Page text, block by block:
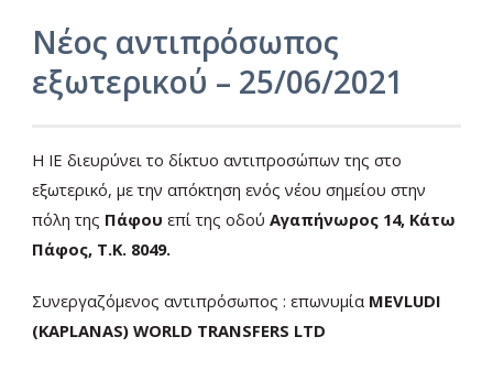
Νέος αντιπρόσωπος
εξωτερικού – 25/06/2021
Η ΙΕ διευρύνει το δίκτυο αντιπροσώπων της στο
εξωτερικό, με την απόκτηση ενός νέου σημείου στην
πόλη της Πάφου επί της οδού Αγαπήνωρος 14, Κάτω
Πάφος, Τ.Κ. 8049.
Συνεργαζόμενος αντιπρόσωπος : επωνυμία MEVLUDI
(KAPLANAS) WORLD TRANSFERS LTD